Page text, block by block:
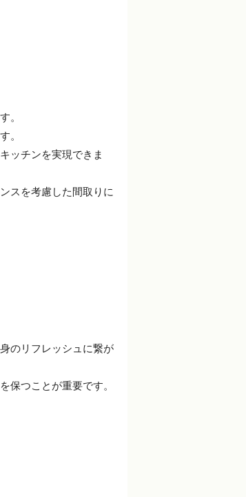
。
。
ッチンを実現できま
スを考慮した間取りに
のリフレッシュに繋が
保つことが重要です。